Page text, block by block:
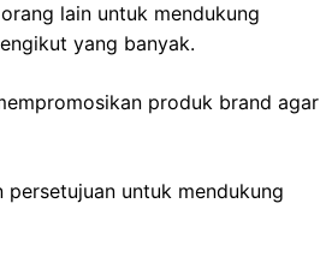
lain untuk mendukung
yang banyak.
produk brand agar
untuk mendukung